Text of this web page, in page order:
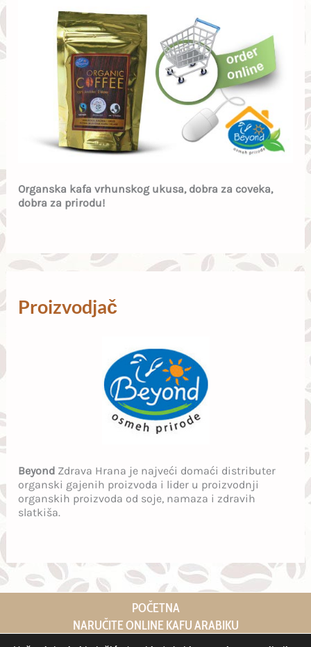
Organska kafa vrhunskog ukusa, dobra za coveka,
dobra za prirodu!
Proizvodjač
Beyond Zdrava Hrana je najveći domaći distributer
organski gajenih proizvoda i lider u proizvodnji
organskih proizvoda od soje, namaza i zdravih
slatkiša.
POČETNA
NARUČITE ONLINE KAFU ARABIKU
KOLAČIĆI